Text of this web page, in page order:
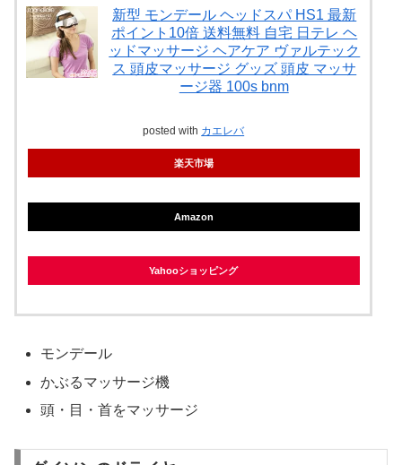
新型 モンデール ヘッドスパ HS1 最新
ポイント10倍 送料無料 自宅 日テレ ヘ
ッドマッサージ ヘアケア ヴァルテック
ス 頭皮マッサージ グッズ 頭皮 マッサ
ージ器 100s bnm
posted with カエレバ
楽天市場
Amazon
Yahooショッピング
モンデール
かぶるマッサージ機
頭・目・首をマッサージ